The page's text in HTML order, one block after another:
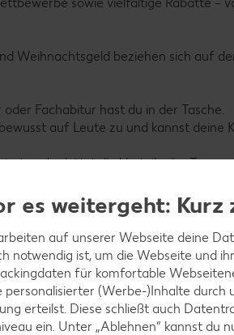
Weihnachtsgeld beziehen sich auf
Fachabitur hast du in der Tasche.
auf Leute zu und kannst deine
und schätzt die Vorteile der
faszinieren automatisierte Abläufe
dein Planungs- und
auf den Button „Jetzt
es weitergeht:
auf unserer Webseite deine
notwendig ist, um die Webseite und
für komfortable
personalisierter (Werbe-)Inhalte durch
erteilst. Diese schließt auch
ein. Unter „Ablehnen“ kannst du